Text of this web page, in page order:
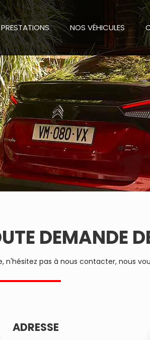
NOS VÉHICULES
DEMANDE
pas à nous contacter, nous
ADRESSE